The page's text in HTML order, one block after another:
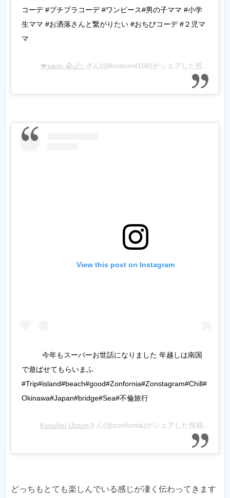
コーデ #プチプラコーデ #ワンピース#男の子ママ #小学
生ママ #お洒落さんと繋がりたい #おちびコーデ #２児マ
マ
💋saori 🥀🌙✨ さん(@konkon4108)がシェアした投稿 -
View this post on Instagram
今年もスーパーお世話になりました 年越しは南国
で遊ばせてもらいまふ
#Trip#island#beach#good#Zonfornia#Zonstagram#Chill#
Okinawa#Japan#bridge#Sea#不倫旅行
Kyouhei Uzzonさん(@zonfornia)がシェアした投稿 -
どっちもとても楽しんでいる感じが凄く伝わってきます